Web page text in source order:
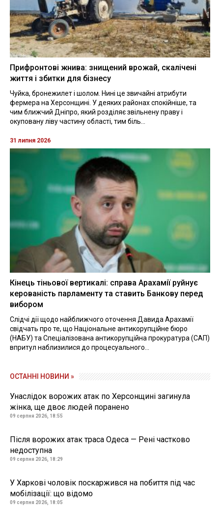
Прифронтові жнива: знищений врожай, скалічені
життя і збитки для бізнесу
Чуйка, бронежилет і шолом. Нині це звичайні атрибути
фермера на Херсонщині. У деяких районах спокійніше, та
чим ближчий Дніпро, який розділяє звільнену праву і
окуповану ліву частину області, тим біль...
31 липня 2026
Кінець тіньової вертикалі: справа Арахамії руйнує
керованість парламенту та ставить Банкову перед
вибором
Слідчі дії щодо найближчого оточення Давида Арахамії
свідчать про те, що Національне антикорупційне бюро
(НАБУ) та Спеціалізована антикорупційна прокуратура (САП)
впритул наблизилися до процесуального...
ОСТАННІ НОВИНИ »
Унаслідок ворожих атак по Херсонщині загинула
жінка, ще двоє людей поранено
09 серпня 2026, 18:55
Після ворожих атак траса Одеса — Рені частково
недоступна
09 серпня 2026, 18:29
У Харкові чоловік поскаржився на побиття під час
мобілізації: що відомо
09 серпня 2026, 18:05